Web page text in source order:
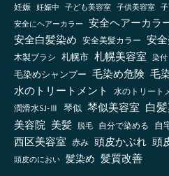
妊娠 妊娠中 子ども美容室 子供美容室
安全にヘアーカラー 安全ヘアーカラ
安全白髪染め 安全美髪カラー 安
木製ブラシ 札幌市 札幌美容室 染付
毛染めシャンプー 毛染め危険 毛
水のトリートメント 水のトリート
潤滑水SJ-Ⅲ 琴似 琴似美容室 白
美容院 美髪 脱毛 自分で染める 自
西区美容室 赤み 頭皮かぶれ 頭
頭皮のにおい 髪染め 髪質改善